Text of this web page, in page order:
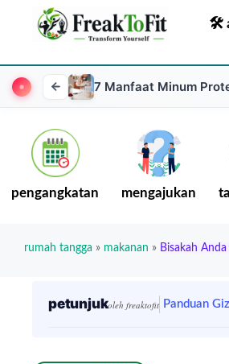
🛠
7 Manfaat Minum
pengangkatan mengajukan
rumah tangga » makanan » Bisakah
petunjukoleh freaktofit Panduan